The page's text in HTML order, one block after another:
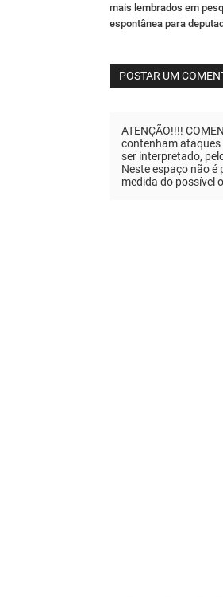
mais lembrados em
espontânea para
POSTAR UM
ATENÇÃO!!!!
contenham ataques
ser interpretado,
Neste espaço não
medida do possível